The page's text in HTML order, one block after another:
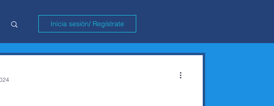
Inicia sesión/ Regístrate